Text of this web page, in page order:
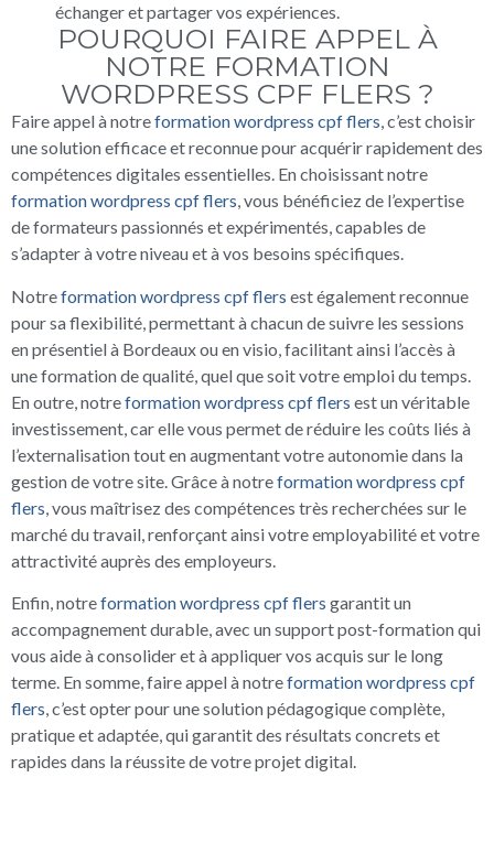
échanger et partager vos expériences.
POURQUOI FAIRE APPEL À
NOTRE FORMATION
WORDPRESS CPF FLERS ?
Faire appel à notreformation wordpress cpf flers, c’est choisir
une solution efficace et reconnue pour acquérir rapidement des
compétences digitales essentielles. En choisissant notre
formation wordpress cpf flers, vous bénéficiez de l’expertise
de formateurs passionnés et expérimentés, capables de
s’adapter à votre niveau et à vos besoins spécifiques.
Notreformation wordpress cpf flers est également reconnue
pour sa flexibilité, permettant à chacun de suivre les sessions
en présentiel à Bordeaux ou en visio, facilitant ainsi l’accès à
une formation de qualité, quel que soit votre emploi du temps.
En outre, notreformation wordpress cpf flers est un véritable
investissement, car elle vous permet de réduire les coûts liés à
l’externalisation tout en augmentant votre autonomie dans la
gestion de votre site. Grâce à notreformation wordpress cpf
flers , vous maîtrisez des compétences très recherchées sur le
marché du travail, renforçant ainsi votre employabilité et votre
attractivité auprès des employeurs.
Enfin, notreformation wordpress cpf flers garantit un
accompagnement durable, avec un support post-formation qui
vous aide à consolider et à appliquer vos acquis sur le long
terme. En somme, faire appel à notreformation wordpress cpf
flers, c’est opter pour une solution pédagogique complète,
pratique et adaptée, qui garantit des résultats concrets et
rapides dans la réussite de votre projet digital.